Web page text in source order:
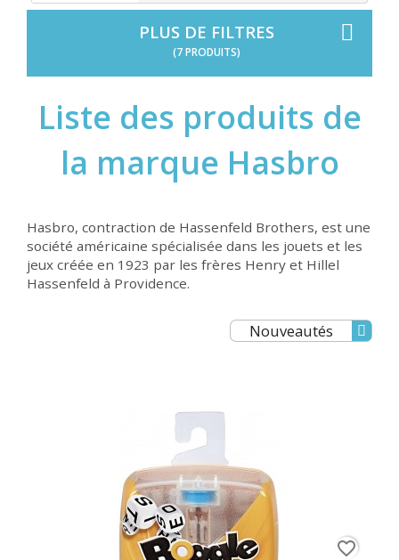
PLUS DE FILTRES
(7 PRODUITS)
Liste des produits de
la marque Hasbro
Hasbro, contraction de Hassenfeld Brothers, est une
société américaine spécialisée dans les jouets et les
jeux créée en 1923 par les frères Henry et Hillel
Hassenfeld à Providence.
Nouveautés
favorite_border